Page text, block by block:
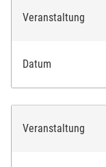
Veranstaltung
Datum
Veranstaltung